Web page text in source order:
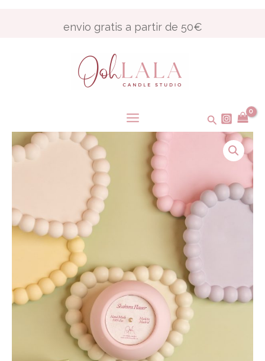
envio gratis a partir de 50€
Menu
Buscar
Bandeja
Bubble
Corazón